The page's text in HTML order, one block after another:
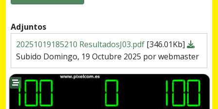
Adjuntos
20251019185210 ResultadosJ03.pdf [346.01Kb]
Subido Domingo, 19 Octubre 2025 por webmaster